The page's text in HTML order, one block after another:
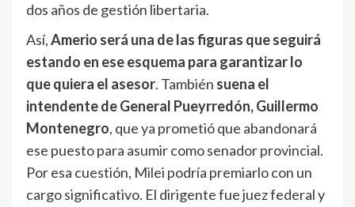
dos años de gestión libertaria.
Así,Amerio será una de las figuras que seguirá
estando en ese esquema para garantizar lo
que quiera el asesor. También suena el
intendente de General Pueyrredón, Guillermo
Montenegro, que ya prometió que abandonará
ese puesto para asumir como senador provincial.
Por esa cuestión, Milei podría premiarlo con un
cargo significativo. El dirigente fue juez federal y